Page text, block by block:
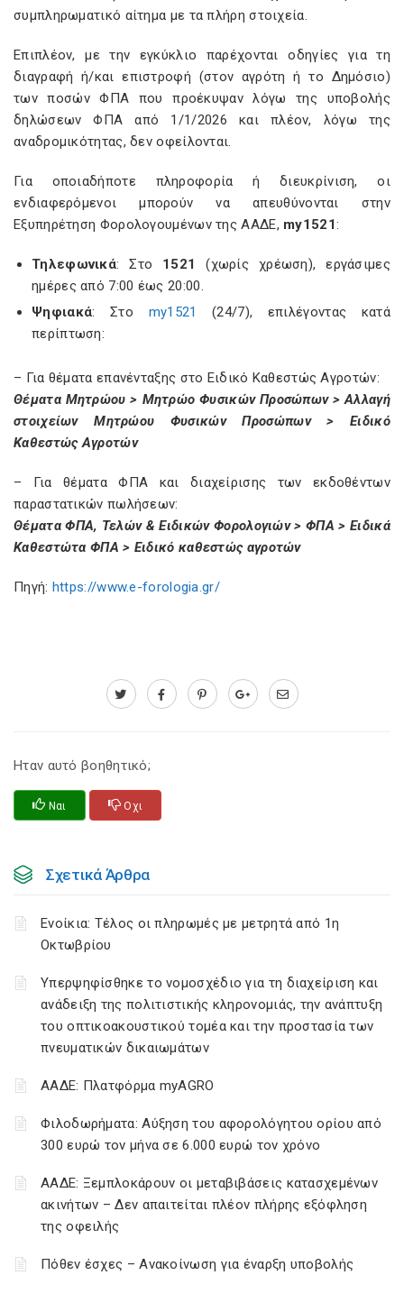
συμπληρωματικό αίτημα με τα πλήρη στοιχεία.
Επιπλέον, με την εγκύκλιο παρέχονται οδηγίες για τη
διαγραφή ή/και επιστροφή (στον αγρότη ή το Δημόσιο)
των ποσών ΦΠΑ που προέκυψαν λόγω της υποβολής
δηλώσεων ΦΠΑ από 1/1/2026 και πλέον, λόγω της
αναδρομικότητας, δεν οφείλονται.
Για οποιαδήποτε πληροφορία ή διευκρίνιση, οι
ενδιαφερόμενοι μπορούν να απευθύνονται στην
Εξυπηρέτηση Φορολογουμένων της ΑΑΔΕ, my1521:
Τηλεφωνικά: Στο 1521
(χωρίς χρέωση), εργάσιμες
ημέρες από 7:00 έως 20:00.
Ψηφιακά: Στο my1521
(24/7), επιλέγοντας κατά
περίπτωση:
– Για θέματα επανένταξης στο Ειδικό Καθεστώς Αγροτών:
Θέματα Μητρώου > Μητρώο Φυσικών Προσώπων > Αλλαγή
στοιχείων Μητρώου Φυσικών Προσώπων > Ειδικό
Καθεστώς Αγροτών
– Για θέματα ΦΠΑ και διαχείρισης των εκδοθέντων
παραστατικών πωλήσεων:
Θέματα ΦΠΑ, Τελών & Ειδικών Φορολογιών > ΦΠΑ > Ειδικά
Καθεστώτα ΦΠΑ > Ειδικό καθεστώς αγροτών
Πηγή: https://www.e-forologia.gr/
Ηταν αυτό βοηθητικό;
Ναι Οχι
Σχετικά Άρθρα
Ενοίκια: Τέλος οι πληρωμές με μετρητά από 1η
Οκτωβρίου
Υπερψηφίσθηκε το νομοσχέδιο για τη διαχείριση και
ανάδειξη της πολιτιστικής κληρονομιάς, την ανάπτυξη
του οπτικοακουστικού τομέα και την προστασία των
πνευματικών δικαιωμάτων
ΑΑΔΕ: Πλατφόρμα myAGRO
Φιλοδωρήματα: Αύξηση του αφορολόγητου ορίου από
300 ευρώ τον μήνα σε 6.000 ευρώ τον χρόνο
ΑΑΔΕ: Ξεμπλοκάρουν οι μεταβιβάσεις κατασχεμένων
ακινήτων – Δεν απαιτείται πλέον πλήρης εξόφληση
της οφειλής
Πόθεν έσχες – Ανακοίνωση για έναρξη υποβολής